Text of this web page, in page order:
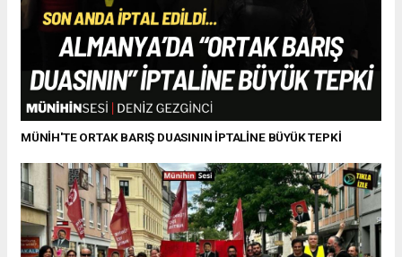
MÜNİH'TE ORTAK BARIŞ DUASININ İPTALİNE BÜYÜK TEPKİ